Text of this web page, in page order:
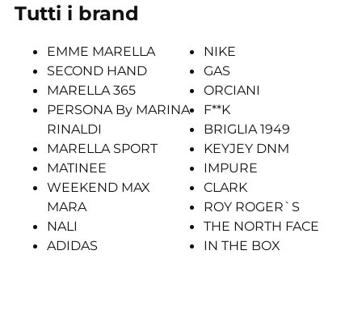
Tutti i brand
EMME MARELLA
SECOND HAND
MARELLA 365
PERSONA By MARINA
RINALDI
MARELLA SPORT
MATINEE
WEEKEND MAX
MARA
NALI
ADIDAS
NIKE
GAS
ORCIANI
F**K
BRIGLIA 1949
KEYJEY DNM
IMPURE
CLARK
ROY ROGER`S
THE NORTH FACE
IN THE BOX